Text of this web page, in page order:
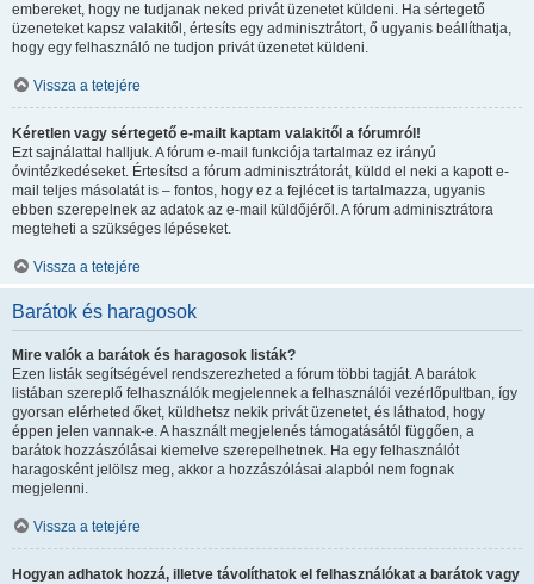
embereket, hogy ne tudjanak neked privát üzenetet küldeni. Ha sértegető
üzeneteket kapsz valakitől, értesíts egy adminisztrátort, ő ugyanis beállíthatja,
hogy egy felhasználó ne tudjon privát üzenetet küldeni.
Vissza a tetejére
Kéretlen vagy sértegető e-mailt kaptam valakitől a fórumról!
Ezt sajnálattal halljuk. A fórum e-mail funkciója tartalmaz ez irányú
óvintézkedéseket. Értesítsd a fórum adminisztrátorát, küldd el neki a kapott e-
mail teljes másolatát is – fontos, hogy ez a fejlécet is tartalmazza, ugyanis
ebben szerepelnek az adatok az e-mail küldőjéről. A fórum adminisztrátora
megteheti a szükséges lépéseket.
Vissza a tetejére
Barátok és haragosok
Mire valók a barátok és haragosok listák?
Ezen listák segítségével rendszerezheted a fórum többi tagját. A barátok
listában szereplő felhasználók megjelennek a felhasználói vezérlőpultban, így
gyorsan elérheted őket, küldhetsz nekik privát üzenetet, és láthatod, hogy
éppen jelen vannak-e. A használt megjelenés támogatásától függően, a
barátok hozzászólásai kiemelve szerepelhetnek. Ha egy felhasználót
haragosként jelölsz meg, akkor a hozzászólásai alapból nem fognak
megjelenni.
Vissza a tetejére
Hogyan adhatok hozzá, illetve távolíthatok el felhasználókat a barátok vagy